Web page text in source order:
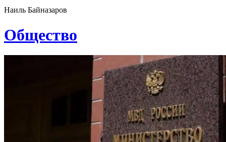
Наиль Байназаров
Общество